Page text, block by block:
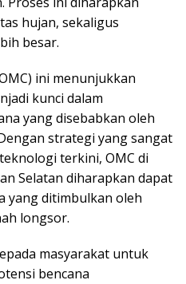
hujan, sekaligus
besar.
ini menunjukkan
kunci dalam
yang disebabkan oleh
strategi yang sangat
terkini, OMC di
Selatan diharapkan dapat
yang ditimbulkan oleh
longsor.
masyarakat untuk
bencana